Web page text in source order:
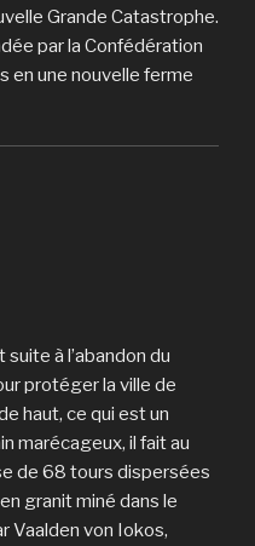
Grande Catastrophe.
par la Confédération
en une nouvelle ferme
à l’abandon du
protéger la ville de
haut, ce qui est un
marécageux, il fait au
de 68 tours dispersées
granit miné dans le
Vaalden von Iokos,